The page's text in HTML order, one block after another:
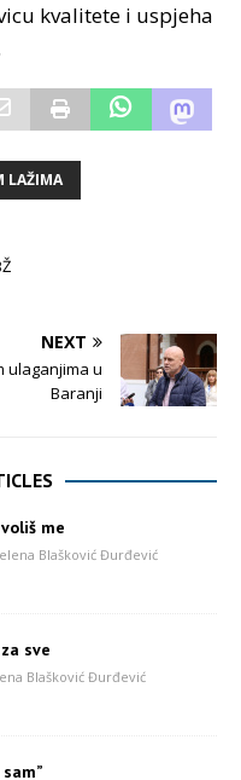
kvalitete i uspjeha
LAŽIMA
NEXT
ulaganjima u
Baranji
me
Blašković Đurđević
sve
Blašković Đurđević